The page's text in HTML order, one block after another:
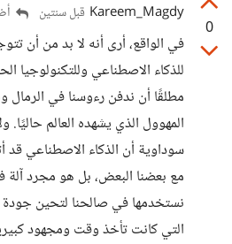
0
Kareem_Magdy قبل سنتين
في الواقع، أرى أنه لا بد من أن
للذكاء الاصطناعي وللتكنولوجيا
مطلقًا أن ندفن رءوسنا في الرمال
المهوول الذي يشهده العالم
سوداوية أن الذكاء الاصطناعي قد
مع بعضنا البعض، بل هو مجرد آلة
نستخدمها في صالحنا لتحين
التي كانت تأخذ وقت ومجهود